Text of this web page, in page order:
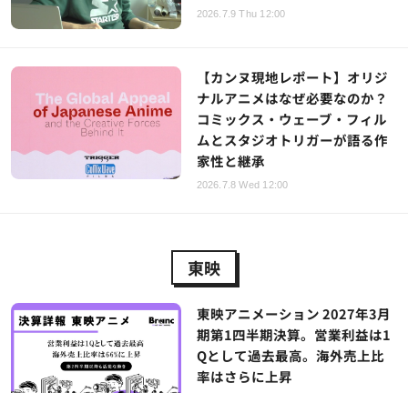
2026.7.9 Thu 12:00
【カンヌ現地レポート】オリジ
ナルアニメはなぜ必要なのか？
コミックス・ウェーブ・フィル
ムとスタジオトリガーが語る作
家性と継承
2026.7.8 Wed 12:00
東映
東映アニメーション 2027年3月
期第1四半期決算。営業利益は1
Qとして過去最高。海外売上比
率はさらに上昇